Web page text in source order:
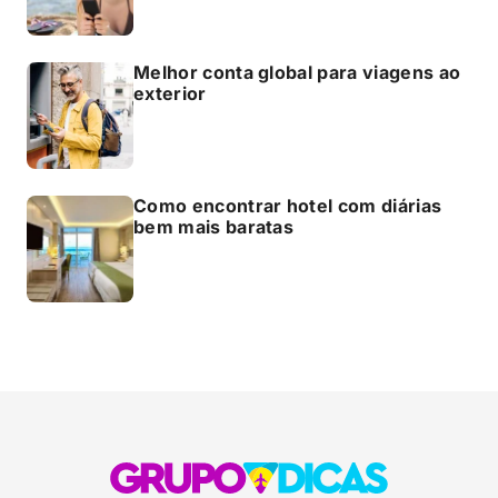
Melhor conta global para viagens ao
exterior
Como encontrar hotel com diárias
bem mais baratas